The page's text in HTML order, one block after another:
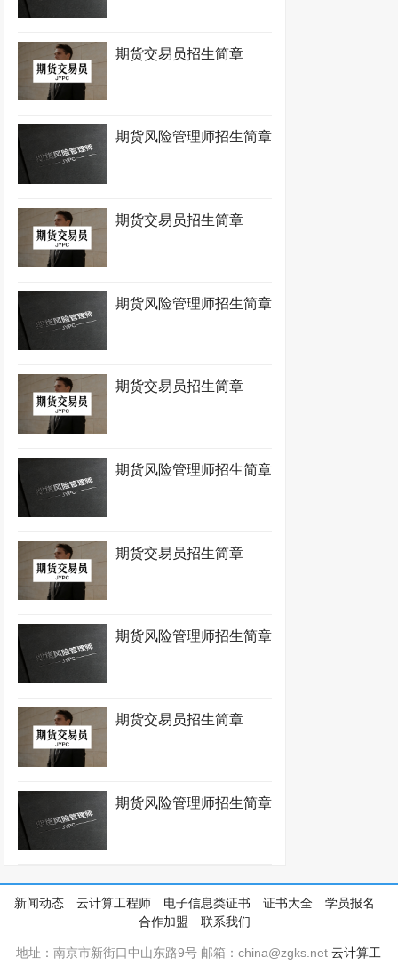
期货交易员招生简章
期货风险管理师招生简章
期货交易员招生简章
期货风险管理师招生简章
期货交易员招生简章
期货风险管理师招生简章
期货交易员招生简章
期货风险管理师招生简章
期货交易员招生简章
期货风险管理师招生简章
新闻动态 云计算工程师 电子信息类证书 证书大全
学员报名
合作加盟
联系我们
地址：南京市新街口中山东路9号 邮箱：china@zgks.net云计算工